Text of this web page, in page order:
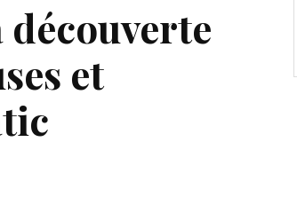
découverte
et